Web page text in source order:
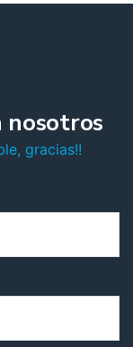
nosotros
gracias!!